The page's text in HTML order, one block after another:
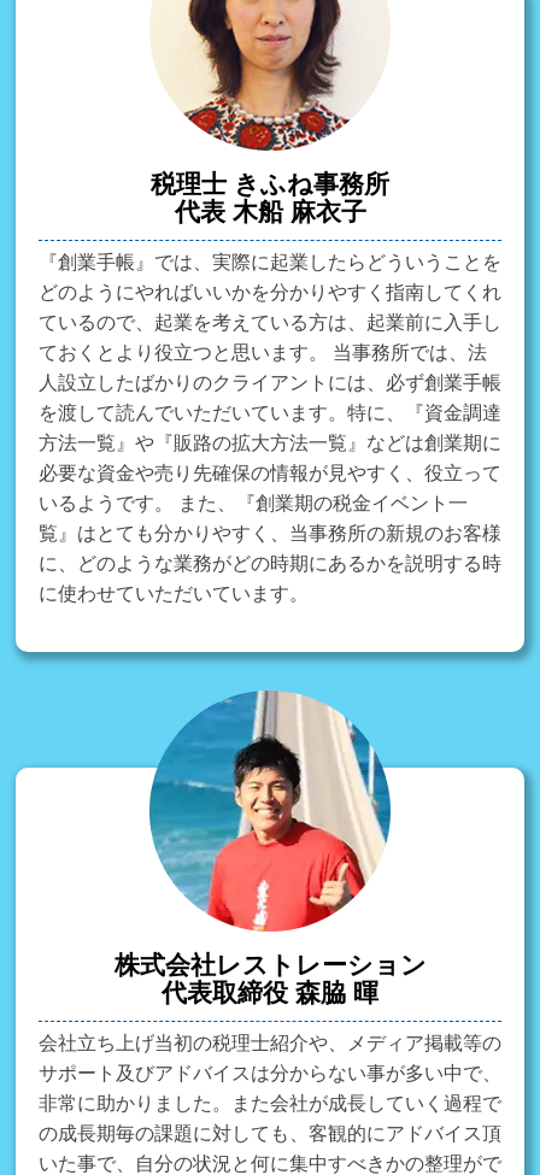
税理士 きふね事務所
代表 木船 麻衣子
『創業手帳』では、実際に起業したらどういうことを
どのようにやればいいかを分かりやすく指南してくれ
ているので、起業を考えている方は、起業前に入手し
ておくとより役立つと思います。 当事務所では、法
人設立したばかりのクライアントには、必ず創業手帳
を渡して読んでいただいています。特に、『資金調達
方法一覧』や『販路の拡大方法一覧』などは創業期に
必要な資金や売り先確保の情報が見やすく、役立って
いるようです。 また、『創業期の税金イベント一
覧』はとても分かりやすく、当事務所の新規のお客様
に、どのような業務がどの時期にあるかを説明する時
に使わせていただいています。
株式会社レストレーション
代表取締役 森脇 暉
会社立ち上げ当初の税理士紹介や、メディア掲載等の
サポート及びアドバイスは分からない事が多い中で、
非常に助かりました。また会社が成長していく過程で
の成長期毎の課題に対しても、客観的にアドバイス頂
いた事で、自分の状況と何に集中すべきかの整理がで